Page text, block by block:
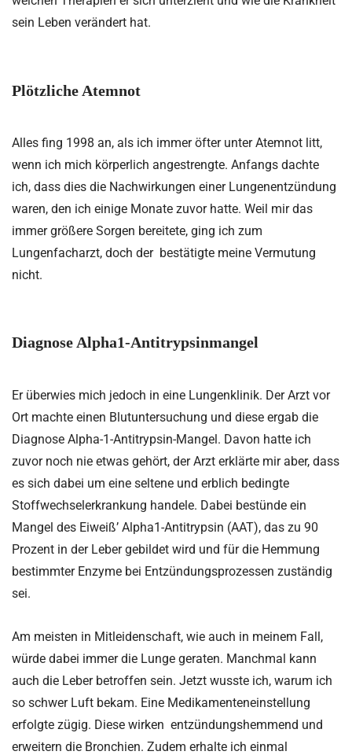
sein Leben verändert hat.
Plötzliche Atemnot
Alles fing 1998 an, als ich immer öfter unter Atemnot litt,
wenn ich mich körperlich angestrengte. Anfangs dachte
ich, dass dies die Nachwirkungen einer Lungenentzündung
waren, den ich einige Monate zuvor hatte. Weil mir das
immer größere Sorgen bereitete, ging ich zum
Lungenfacharzt, doch der bestätigte meine Vermutung
nicht.
Diagnose Alpha1-Antitrypsinmangel
Er überwies mich jedoch in eine Lungenklinik. Der Arzt vor
Ort machte einen Blutuntersuchung und diese ergab die
Diagnose Alpha-1-Antitrypsin-Mangel. Davon hatte ich
zuvor noch nie etwas gehört, der Arzt erklärte mir aber, dass
es sich dabei um eine seltene und erblich bedingte
Stoffwechselerkrankung handele. Dabei bestünde ein
Mangel des Eiweiß’ Alpha1-Antitrypsin (AAT), das zu 90
Prozent in der Leber gebildet wird und für die Hemmung
bestimmter Enzyme bei Entzündungsprozessen zuständig
sei.
Am meisten in Mitleidenschaft, wie auch in meinem Fall,
würde dabei immer die Lunge geraten. Manchmal kann
auch die Leber betroffen sein. Jetzt wusste ich, warum ich
so schwer Luft bekam. Eine Medikamenteneinstellung
erfolgte zügig. Diese wirken entzündungshemmend und
erweitern die Bronchien. Zudem erhalte ich einmal